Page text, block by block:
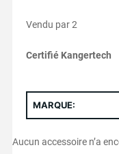
Vendu par 2
Certifié Kangertech
MARQUE:
Aucun accessoire n’a